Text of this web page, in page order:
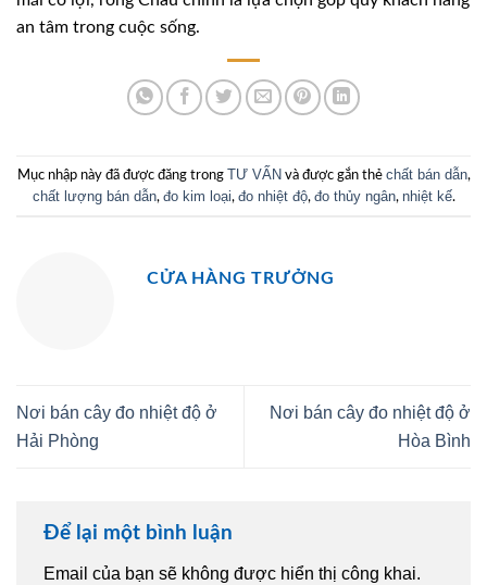
an tâm trong cuộc sống.
Mục nhập này đã được đăng trong TƯ VẤN và được gắn thẻ chất bán dẫn,
chất lượng bán dẫn, đo kim loại, đo nhiệt độ, đo thủy ngân, nhiệt kế.
CỬA HÀNG TRƯỞNG
Nơi bán cây đo nhiệt độ ở
Hải Phòng
Nơi bán cây đo nhiệt độ ở
Hòa Bình
Để lại một bình luận
Email của bạn sẽ không được hiển thị công khai.